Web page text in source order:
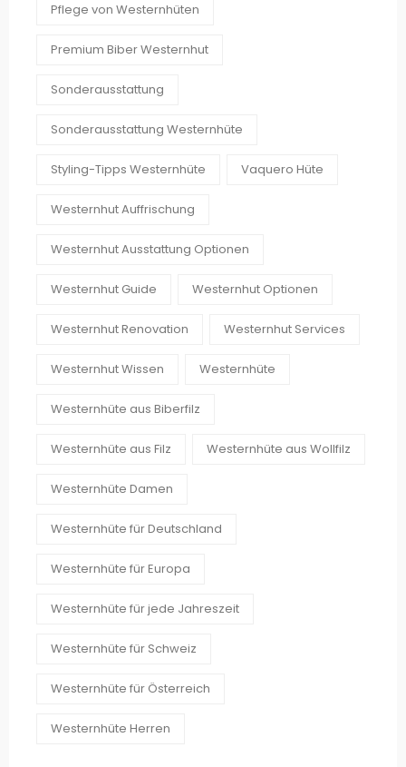
Pflege von Westernhüten
Premium Biber Westernhut
Sonderausstattung
Sonderausstattung Westernhüte
Styling-Tipps Westernhüte Vaquero Hüte
Westernhut Auffrischung
Westernhut Ausstattung Optionen
Westernhut Guide Westernhut Optionen
Westernhut Renovation Westernhut Services
Westernhut Wissen Westernhüte
Westernhüte aus Biberfilz
Westernhüte aus Filz Westernhüte aus Wollfilz
Westernhüte Damen
Westernhüte für Deutschland
Westernhüte für Europa
Westernhüte für jede Jahreszeit
Westernhüte für Schweiz
Westernhüte für Österreich
Westernhüte Herren